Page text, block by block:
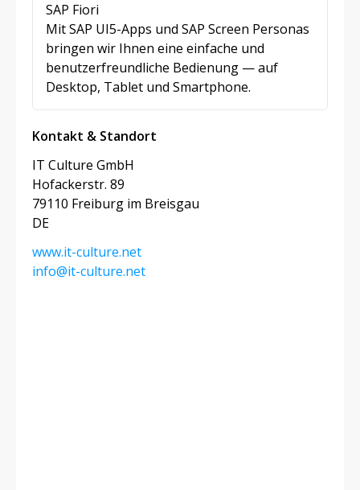
SAP Fiori
Mit SAP UI5-Apps und SAP Screen Personas
bringen wir Ihnen eine einfache und
benutzerfreundliche Bedienung — auf
Desktop, Tablet und Smartphone.
Kontakt & Standort
IT Culture GmbH
Hofackerstr. 89
79110 Freiburg im Breisgau
DE
www.it-culture.net
info@it-culture.net